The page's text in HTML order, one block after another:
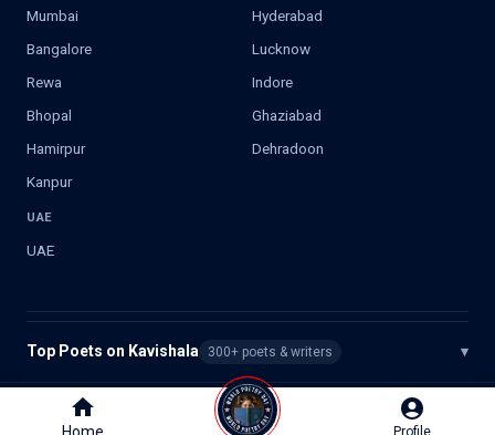
Home Profile
Home Profile
Mumbai
Hyderabad
Bangalore
Lucknow
Rewa
Indore
Bhopal
Ghaziabad
Hamirpur
Dehradoon
Kanpur
UAE
UAE
Top Poets on Kavishala 300+ poets & writers ▾
Kavishala. All rights reserved.